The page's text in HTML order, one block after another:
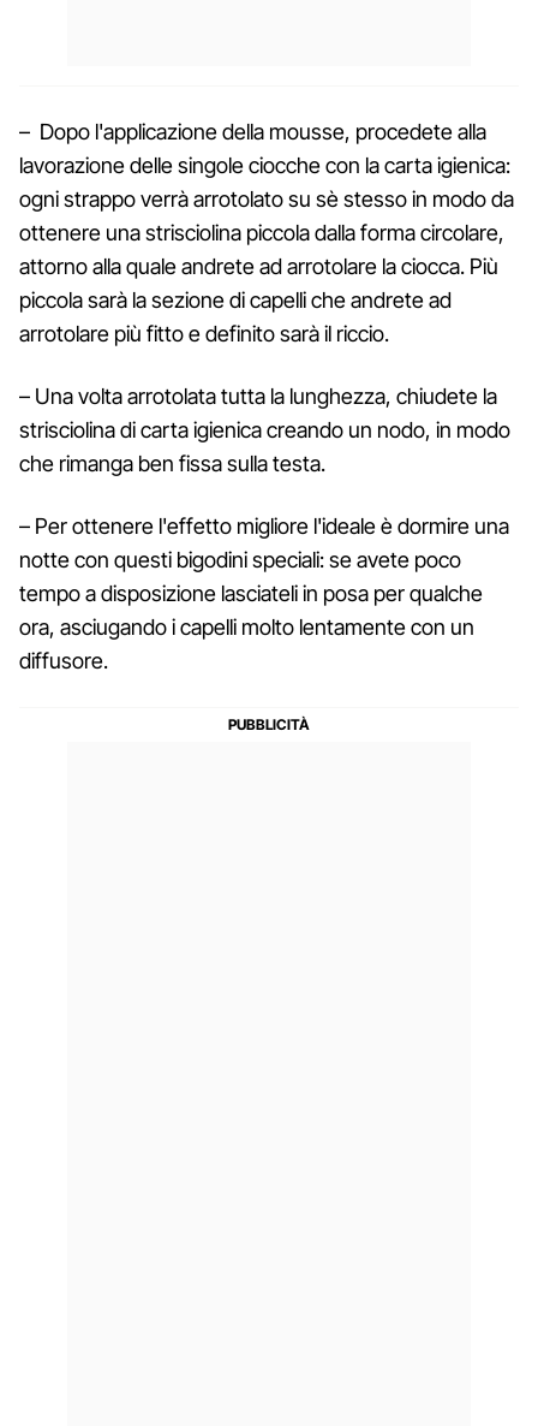
– Dopo l'applicazione della mousse, procedete alla
lavorazione delle singole ciocche con la carta igienica:
ogni strappo verrà arrotolato su sè stesso in modo da
ottenere una strisciolina piccola dalla forma circolare,
attorno alla quale andrete ad arrotolare la ciocca. Più
piccola sarà la sezione di capelli che andrete ad
arrotolare più fitto e definito sarà il riccio.
– Una volta arrotolata tutta la lunghezza, chiudete la
strisciolina di carta igienica creando un nodo, in modo
che rimanga ben fissa sulla testa.
– Per ottenere l'effetto migliore l'ideale è dormire una
notte con questi bigodini speciali: se avete poco
tempo a disposizione lasciateli in posa per qualche
ora, asciugando i capelli molto lentamente con un
diffusore.